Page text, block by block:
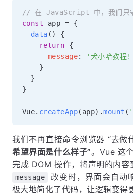
// 在 JavaScript 中，我们只
const app =
{
data ( )
{
return
{
message: '犬小哈教程
}
}
}
Vue. createApp( app) .mount (
我们不再直接命令浏览器 “去做
希望界面是什么样子”。Vue 这
完成 DOM 操作，将声明的内
message
改变时，界面会自动
极大地简化了代码，让逻辑变得